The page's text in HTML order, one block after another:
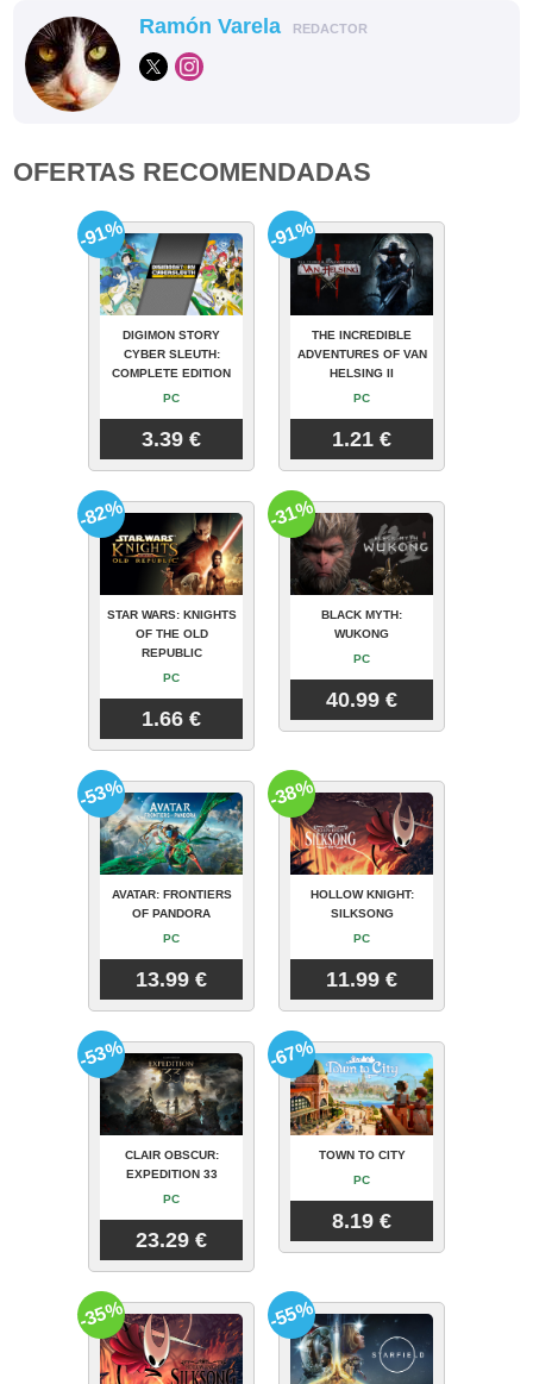
Ramón Varela REDACTOR
OFERTAS RECOMENDADAS
DIGIMON STORY
CYBER SLEUTH:
COMPLETE EDITION
PC
3.39 €
-91%
THE INCREDIBLE
ADVENTURES OF VAN
HELSING II
PC
1.21 €
-91%
STAR WARS: KNIGHTS
OF THE OLD
REPUBLIC
PC
1.66 €
-82%
BLACK MYTH:
WUKONG
PC
40.99 €
-31%
AVATAR: FRONTIERS
OF PANDORA
PC
13.99 €
-53%
HOLLOW KNIGHT:
SILKSONG
PC
11.99 €
-38%
CLAIR OBSCUR:
EXPEDITION 33
PC
23.29 €
-53%
TOWN TO CITY
PC
8.19 €
-67%
-35% -55%